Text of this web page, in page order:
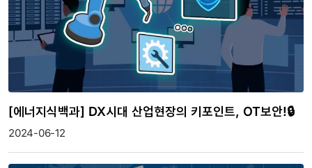
[에너지식백과] DX시대 산업현장의 키포인트, OT보안!🔒
2024-06-12